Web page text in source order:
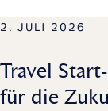
2. JULI 2026
Travel
für die